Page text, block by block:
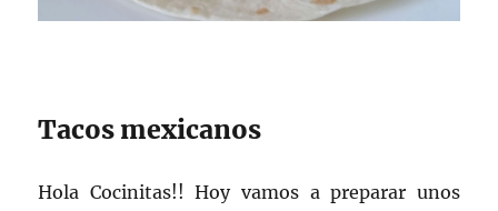
Tacos mexicanos
Hola Cocinitas!! Hoy vamos a preparar unos